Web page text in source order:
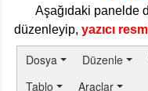
Aşağıdaki panelde
düzenleyip, yazıcı